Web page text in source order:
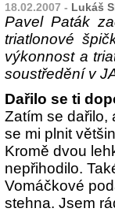
18.02.2007 - Lukáš
Pavel Paták
triatlonové
výkonnost a
soustředění v
Dařilo se ti
Zatím se dařilo,
se mi plnit
Kromě dvou
nepřihodilo.
Vomáčkové
stehna. Jsem